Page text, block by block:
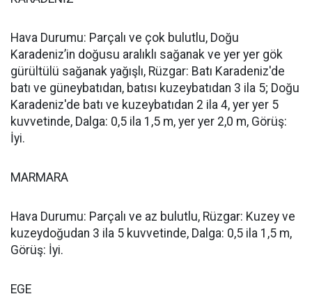
Hava Durumu: Parçalı ve çok bulutlu, Doğu
Karadeniz’in doğusu aralıklı sağanak ve yer yer gök
gürültülü sağanak yağışlı, Rüzgar: Batı Karadeniz'de
batı ve güneybatıdan, batısı kuzeybatıdan 3 ila 5; Doğu
Karadeniz'de batı ve kuzeybatıdan 2 ila 4, yer yer 5
kuvvetinde, Dalga: 0,5 ila 1,5 m, yer yer 2,0 m, Görüş:
İyi.
MARMARA
Hava Durumu: Parçalı ve az bulutlu, Rüzgar: Kuzey ve
kuzeydoğudan 3 ila 5 kuvvetinde, Dalga: 0,5 ila 1,5 m,
Görüş: İyi.
EGE